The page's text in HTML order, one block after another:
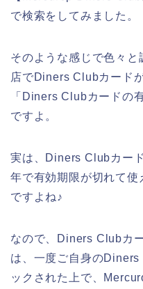
で検索をしてみました。
そのような感じで色々
店でDiners Clubカード
「Diners Clubカードの
ですよ。
実は、Diners Clubカー
年で有効期限が切れて使
ですよね♪
なので、Diners Clubカ
は、一度ご自身の
ックされた上で、